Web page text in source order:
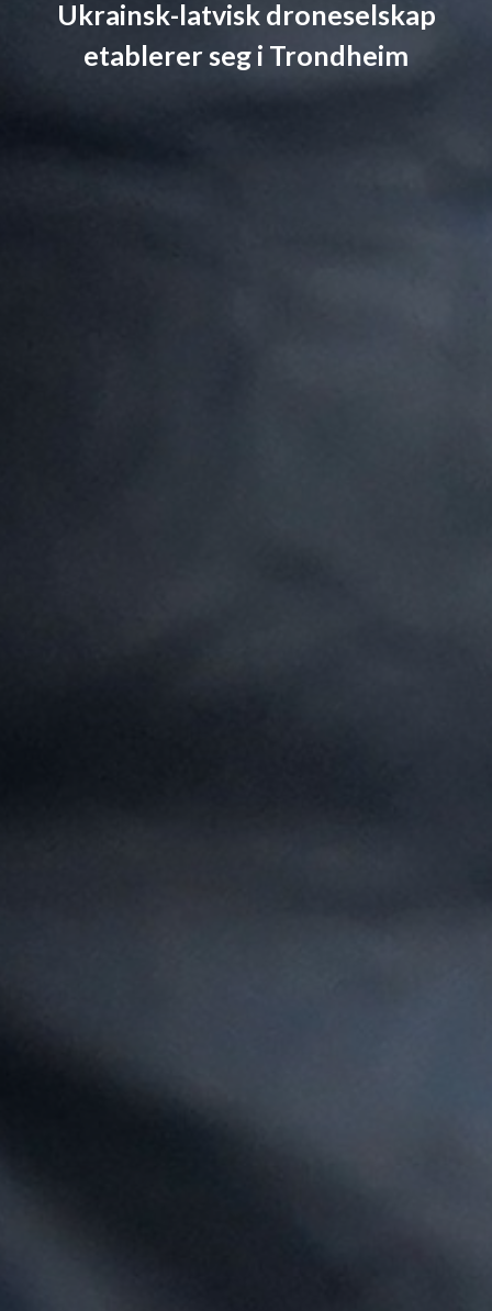
Ukrainsk-latvisk droneselskap
etablerer seg i Trondheim